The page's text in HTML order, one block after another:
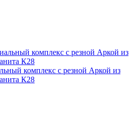
комплекс с резной Аркой из
К28